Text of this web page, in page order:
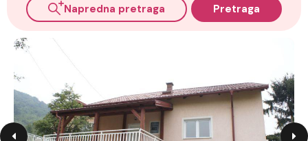
Napredna pretraga Pretraga